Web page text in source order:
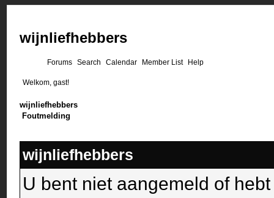
wijnliefhebbers
Forums Search Calendar Member List Help
Welkom, gast!
wijnliefhebbers
Foutmelding
wijnliefhebbers
U bent niet aangemeld of